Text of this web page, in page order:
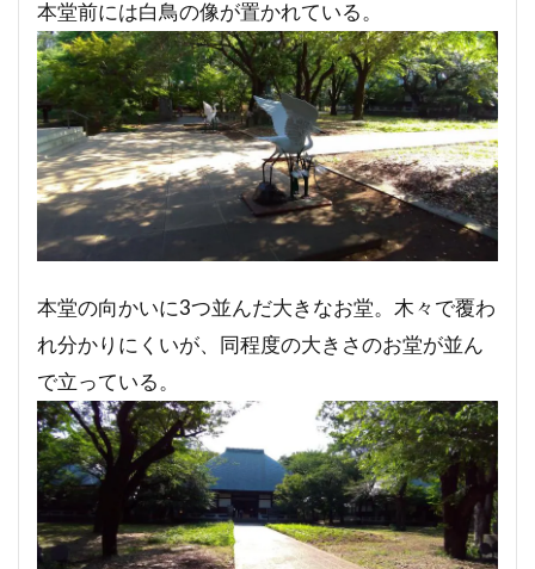
本堂前には白鳥の像が置かれている。
本堂の向かいに3つ並んだ大きなお堂。木々で覆わ
れ分かりにくいが、同程度の大きさのお堂が並ん
で立っている。